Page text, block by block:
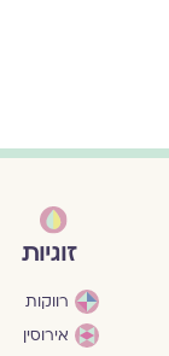
זוגיות
רווקות
אירוסין